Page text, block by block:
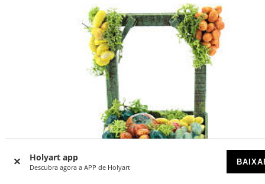
Holyart app
Descubra agora a APP de Holyart